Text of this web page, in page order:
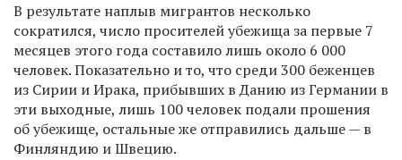
В результате наплыв мигрантов несколько
сократился, число просителей убежища за первые 7
месяцев этого года составило лишь около 6 000
человек. Показательно и то, что среди 300 беженцев
из Сирии и Ирака, прибывших в Данию из Германии в
эти выходные, лишь 100 человек подали прошения
об убежище, остальные же отправились дальше — в
Финляндию и Швецию.